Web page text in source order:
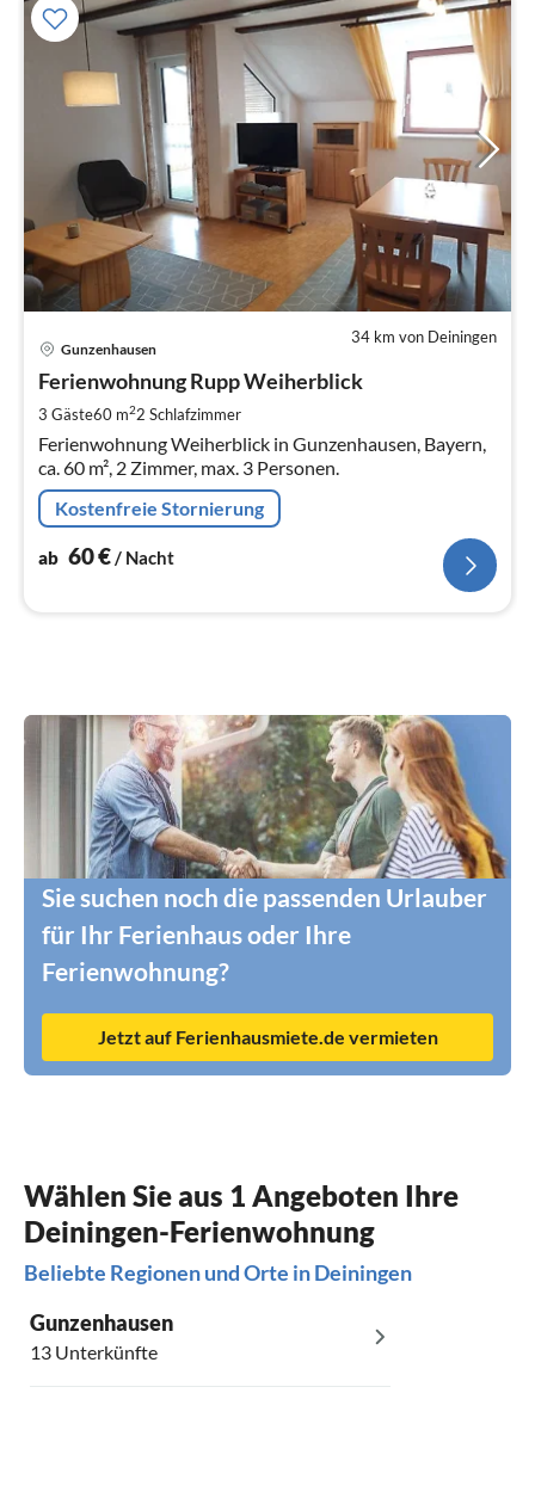
34 km von Deiningen
Gunzenhausen
Ferienwohnung Rupp Weiherblick
3 Gäste60 m22 Schlafzimmer
Ferienwohnung Weiherblick in Gunzenhausen, Bayern,
ca. 60 m², 2 Zimmer, max. 3 Personen.
Kostenfreie Stornierung
ab 60€/ Nacht
Sie suchen noch die passenden Urlauber
für Ihr Ferienhaus oder Ihre
Ferienwohnung?
Jetzt auf Ferienhausmiete.de vermieten
Wählen Sie aus 1 Angeboten Ihre
Deiningen-Ferienwohnung
Beliebte Regionen und Orte in Deiningen
Gunzenhausen
13 Unterkünfte